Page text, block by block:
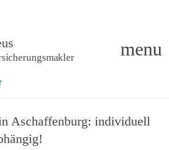
menu
Aschaffenburg: individuell